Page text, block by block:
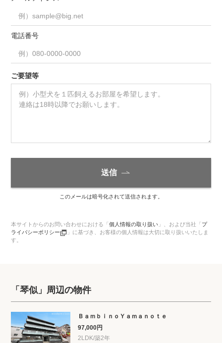
電話番号
ご要望等
送信
このメールは暗号化されて送信されます。
本サイトからのお問い合わせにおける「個人情報の取り扱い 」、 および当社「プ
ライバシーポリシー
」に基づき、お客様の個人情報は大切に取り扱いいたしま
す。
「琴似」周辺の物件
ＢａｍｂｉｎｏＹａｍａｎｏｔｅ
97,000円
2LDK/築2年